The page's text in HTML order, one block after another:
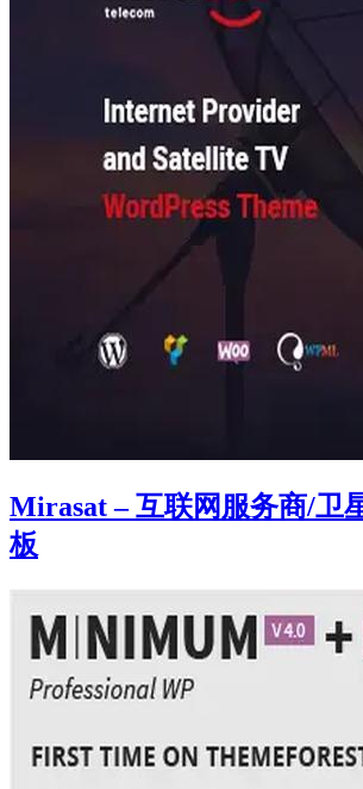
Mirasat – 互联网服务商/卫
板